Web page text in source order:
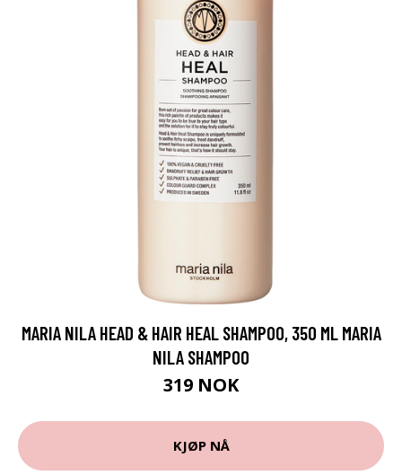
MARIA NILA HEAD & HAIR HEAL SHAMPOO, 350 ML MARIA
NILA SHAMPOO
319 NOK
KJØP NÅ